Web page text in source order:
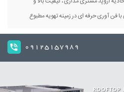
فن آوری حرفه ای در زمینه تهویه مطبوع
09125157989